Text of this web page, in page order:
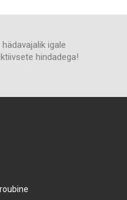
igale
hindadega!